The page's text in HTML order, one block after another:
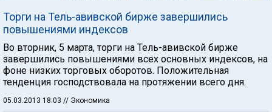
Торги на Тель-авивской бирже завершились
повышениями индексов
Во вторник, 5 марта, торги на Тель-авивской бирже
завершились повышениями всех основных индексов, на
фоне низких торговых оборотов. Положительная
тенденция господствовала на протяжении всего дня.
05.03.2013 18:03 // Экономика